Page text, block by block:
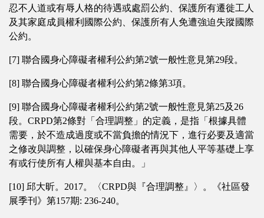
忍不人道或有辱人格的待遇或處罰公約、保護所有遷徙工人
及其家庭成員權利國際公約、保護所有人免遭強迫失蹤國際
公約。
[7] 聯合國身心障礙者權利公約第2號一般性意見第29段。
[8] 聯合國身心障礙者權利公約第2條第3項。
[9] 聯合國身心障礙者權利公約第2號一般性意見第25及26
段。CRPD第2條對「合理調整」的定義，是指「根據具體
需要，於不造成過度或不當負擔的情況下，進行必要及適當
之修改與調整，以確保身心障礙者再與其他人平等基礎上享
有或行使所有人權與基本自由。」
[10] 邱大昕。2017。〈CRPD與『合理調整』〉。《社區發
展季刊》第157期: 236-240。